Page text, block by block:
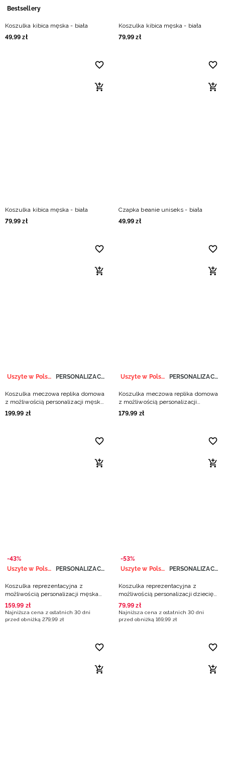
Bestsellery
Koszulka kibica męska - biała
49,99 zł
Koszulka kibica męska - biała
79,99 zł
Koszulka kibica męska - biała
79,99 zł
Czapka beanie uniseks - biała
49,99 zł
Uszyte w Polsce PERSONALIZACJA
Koszulka meczowa replika domowa
z możliwością personalizacji męska
4F x Polska Siatkówka - biała
199,99 zł
Uszyte w Polsce PERSONALIZACJA
Koszulka meczowa replika domowa
z możliwością personalizacji
dziecięca 4F x Polska Siatkówka -
biała
179,99 zł
-43%
Uszyte w Polsce
PERSONALIZACJA
Koszulka reprezentacyjna z
możliwością personalizacji męska
4F x PZKOSZ - biała
159,99 zł
Najniższa cena z ostatnich 30 dni
przed obniżką 279,99 zł
-53%
Uszyte w Polsce
PERSONALIZACJA
Koszulka reprezentacyjna z
możliwością personalizacji dziecięca
4F x PZKOSZ - biała
79,99 zł
Najniższa cena z ostatnich 30 dni
przed obniżką 169,99 zł